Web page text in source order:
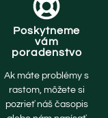
Poskytneme
vám
poradenstvo
Ak máte problémy s
rastom, môžete si
pozrieť náš časopis